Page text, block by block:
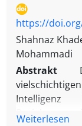
https://
Shahnaz
Mohammadi
Abstrakt
Intelligenz
Weiterlesen